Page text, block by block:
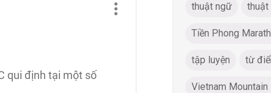
thuật ngữ thuật
Tiền Phong
tập luyện từ
Vietnam Mountain
qui định tại một số